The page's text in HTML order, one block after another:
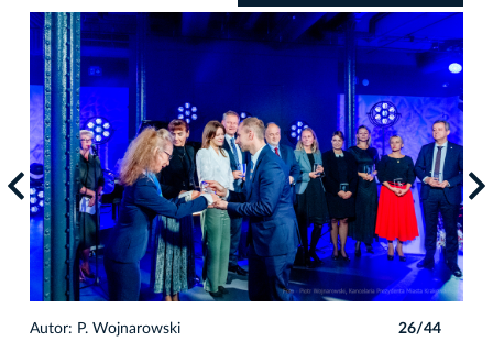
Autor: P. Wojnarowski 26/44